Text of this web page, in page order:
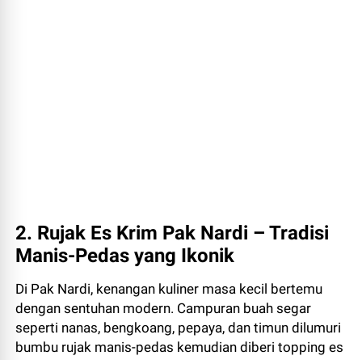
2. Rujak Es Krim Pak Nardi – Tradisi
Manis-Pedas yang Ikonik
Di Pak Nardi, kenangan kuliner masa kecil bertemu
dengan sentuhan modern. Campuran buah segar
seperti nanas, bengkoang, pepaya, dan timun dilumuri
bumbu rujak manis-pedas kemudian diberi topping es